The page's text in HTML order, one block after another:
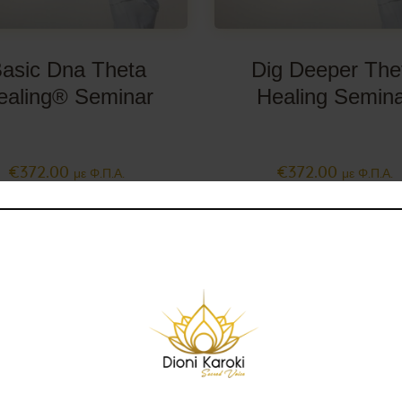
Dna Theta
Seminar
€372.00 με Φ.Π.Α.
Dig Deeper
Healing
€372.00 με Φ.Π.Α.
Out of stock